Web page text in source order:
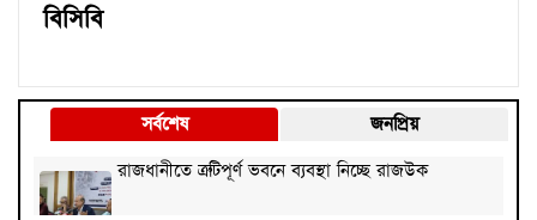
বিসিবি
সর্বশেষ
জনপ্রিয়
রাজধানীতে ত্রুটিপূর্ণ ভবনে ব্যবস্থা নিচ্ছে রাজউক